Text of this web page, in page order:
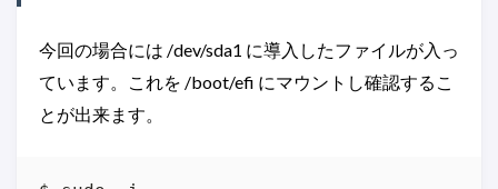
今回の場合には /dev/sda1 に導入したファイルが入っ
ています。これを /boot/efi にマウントし確認するこ
とが出来ます。